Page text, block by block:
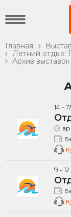
Главная
Летний отдых:
Архив выставок
14-17
9 -12